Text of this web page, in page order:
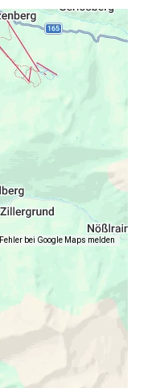
Fehler bei Google Maps melden